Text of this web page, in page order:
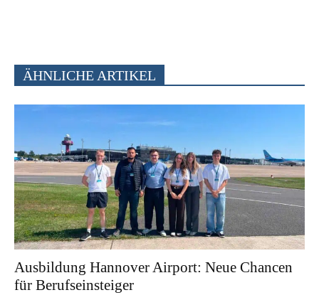
ÄHNLICHE ARTIKEL
Ausbildung Hannover Airport: Neue Chancen
für Berufseinsteiger